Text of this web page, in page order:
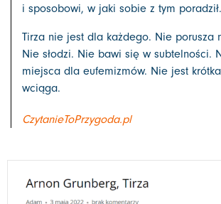
i sposobowi, w jaki sobie z tym poradził.
Tirza nie jest dla każdego. Nie porusza
Nie słodzi. Nie bawi się w subtelności.
miejsca dla eufemizmów. Nie jest
wciąga.
CzytanieToPrzygoda.pl